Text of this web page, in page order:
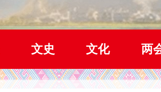
文史 文化 两